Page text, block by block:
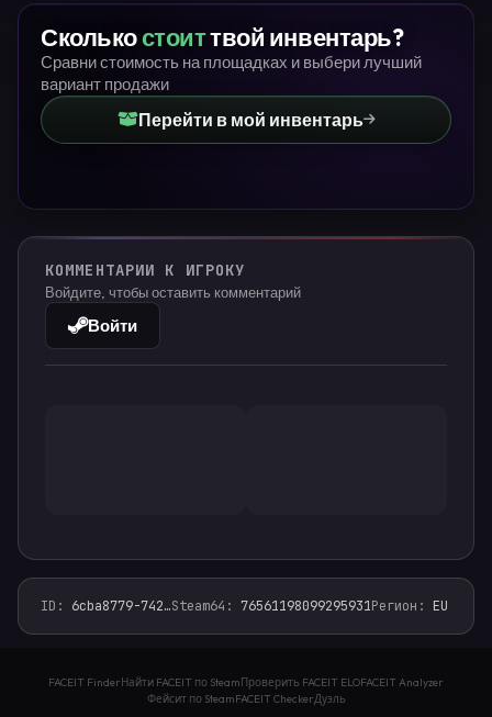
Сколькостоиттвой инвентарь?
Сравни стоимость на площадках и выбери лучший
вариант продажи
Перейти в мой инвентарь
КОММЕНТАРИИ К ИГРОКУ
Войдите, чтобы оставить комментарий
Войти
ID : 6cba8779-742…Steam64 : 76561198099295931Регион : EU
leet.monster — фейсит финдер, faceit analyzer,
FACEIT FinderНайти FACEIT по SteamПроверить FACEIT ELOFACEIT Analyzer
Фейсит по SteamFACEIT CheckerДуэль